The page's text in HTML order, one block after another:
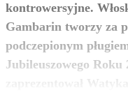
kontrowersyjne.
Gambarin tworzy za
podczepionym
Jubileuszowego Roku